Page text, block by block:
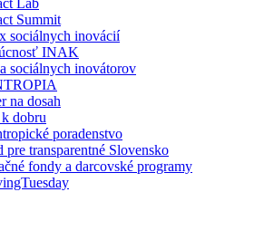
Summit
sociálnych inovácií
INAK
sociálnych inovátorov
na dosah
dobru
poradenstvo
pre transparentné Slovensko
fondy a darcovské programy